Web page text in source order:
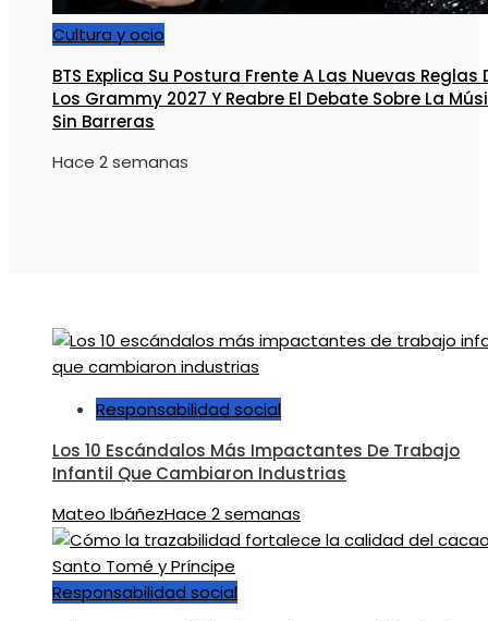
Cultura y ocio
BTS Explica Su Postura Frente A Las Nuevas Reglas
Los Grammy 2027 Y Reabre El Debate Sobre La
Sin Barreras
Hace 2 semanas
Responsabilidad social
Los 10 Escándalos Más Impactantes De Trabajo
Infantil Que Cambiaron Industrias
Mateo IbáñezHace 2 semanas
Responsabilidad social